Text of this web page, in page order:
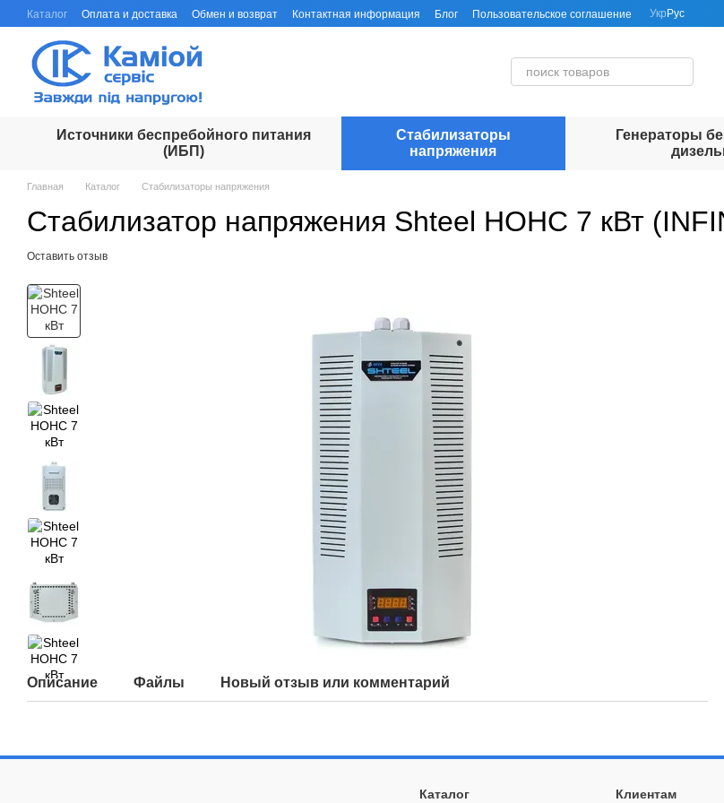
Перейти к основному контенту
Каталог Оплата и доставка Обмен и возврат Контактная информация Блог Пользовательское соглашение Укр Рус
Источники беспребойного питания
(ИБП)
Стабилизаторы
напряжения
Генераторы
Главная Каталог Стабилизаторы напряжения
Стабилизатор напряжения Shteel НОНС 7 кВт
Оставить отзыв
Описание Файлы Новый отзыв или комментарий
Каталог Клиентам